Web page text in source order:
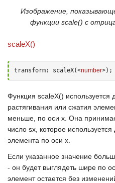
Изображение,
функции scale() с
scaleX()
transform: scaleX(<number>);
Функция scaleX() используется
растягивания или сжатия
меньше, по оси х . Она
число sx , которое
элемента по оси х
Если указанное значение
- он будет выглядеть шире по
элемент остается без